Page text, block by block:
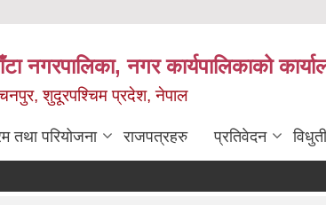
नगरपालिका, नगर कार्यपालिकाको
शुदूरपश्चिम प्रदेश, नेपाल
तथा परियोजना राजपत्रहरु प्रतिवेदन